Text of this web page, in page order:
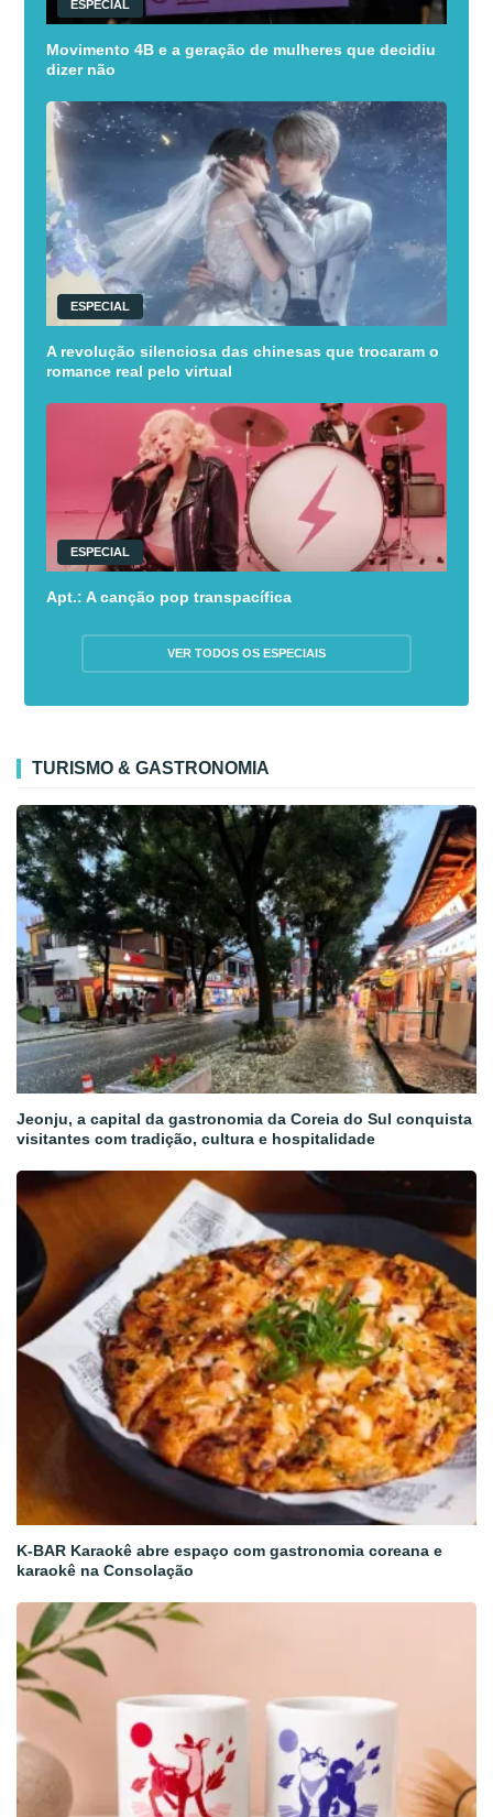
ESPECIAL
Movimento 4B e a geração de mulheres que decidiu
dizer não
ESPECIAL
A revolução silenciosa das chinesas que trocaram o
romance real pelo virtual
ESPECIAL
Apt.: A canção pop transpacífica
VER TODOS OS ESPECIAIS
TURISMO & GASTRONOMIA
Jeonju, a capital da gastronomia da Coreia do Sul conquista
visitantes com tradição, cultura e hospitalidade
K-BAR Karaokê abre espaço com gastronomia coreana e
karaokê na Consolação